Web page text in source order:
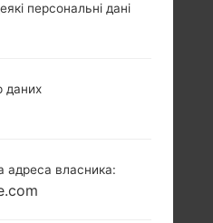
персональні дані
даних
адреса власника: